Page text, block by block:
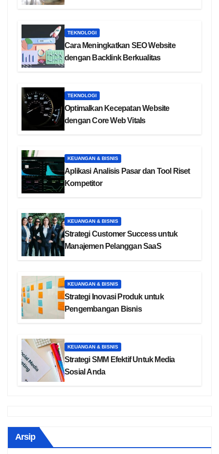
TEKNOLOGI
Cara Meningkatkan SEO Website
dengan Backlink Berkualitas
TEKNOLOGI
Optimalkan Kecepatan Website
dengan Core Web Vitals
KEUANGAN & BISNIS
Aplikasi Analisis Pasar dan Tool Riset
Kompetitor
KEUANGAN & BISNIS
Strategi Customer Success untuk
Manajemen Pelanggan SaaS
KEUANGAN & BISNIS
Strategi Inovasi Produk untuk
Pengembangan Bisnis
KEUANGAN & BISNIS
Strategi SMM Efektif Untuk Media
Sosial Anda
Arsip